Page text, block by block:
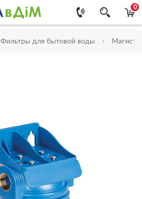
0
Фильтры для бытовой воды